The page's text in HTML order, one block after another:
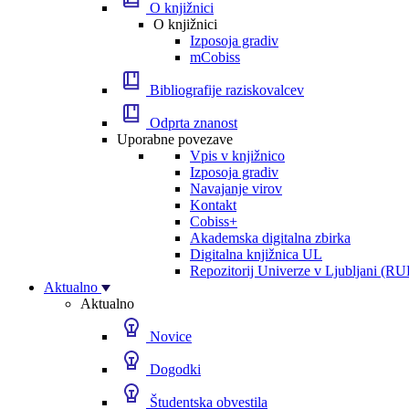
O knjižnici
O knjižnici
Izposoja gradiv
mCobiss
Bibliografije raziskovalcev
Odprta znanost
Uporabne povezave
Vpis v knjižnico
Izposoja gradiv
Navajanje virov
Kontakt
Cobiss+
Akademska digitalna zbirka
Digitalna knjižnica UL
Repozitorij Univerze v Ljubljani
Aktualno
Aktualno
Novice
Dogodki
Študentska obvestila